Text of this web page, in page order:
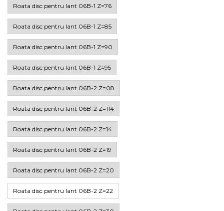
Roata disc pentru lant 06B-1 Z=76
Roata disc pentru lant 06B-1 Z=85
Roata disc pentru lant 06B-1 Z=90
Roata disc pentru lant 06B-1 Z=95
Roata disc pentru lant 06B-2 Z=08
Roata disc pentru lant 06B-2 Z=114
Roata disc pentru lant 06B-2 Z=14
Roata disc pentru lant 06B-2 Z=19
Roata disc pentru lant 06B-2 Z=20
Roata disc pentru lant 06B-2 Z=22